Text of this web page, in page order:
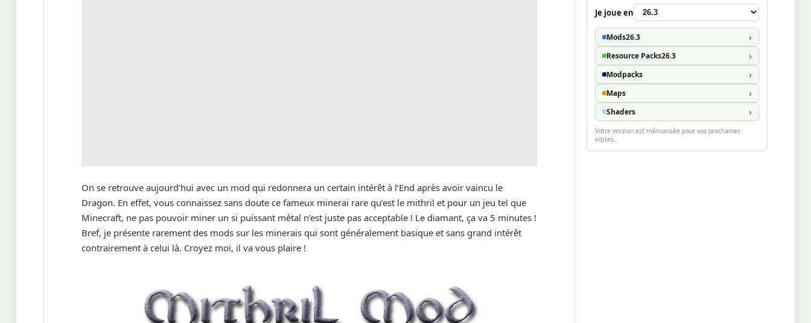
On se retrouve aujourd’hui avec un mod qui redonnera un certain intérêt à l’End après avoir vaincu le
Dragon. En effet, vous connaissez sans doute ce fameux minerai rare qu’est le mithril et pour un jeu tel que
Minecraft, ne pas pouvoir miner un si puissant métal n’est juste pas acceptable ! Le diamant, ça va 5 minutes !
Bref, je présente rarement des mods sur les minerais qui sont généralement basique et sans grand intérêt
contrairement à celui là. Croyez moi, il va vous plaire !
Je joue en
Mods26.3
Resource Packs26.3
Modpacks
Maps
Shaders
Votre version est mémorisée pour vos prochaines
visites.